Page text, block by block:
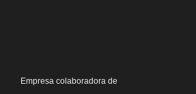
Empresa colaboradora de